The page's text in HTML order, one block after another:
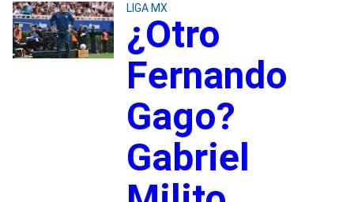
LIGA MX
¿Otro
Fernando
Gago?
Gabriel